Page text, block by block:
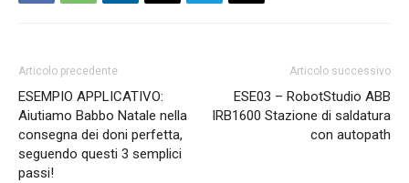
Articolo precedente
ESEMPIO APPLICATIVO:
Aiutiamo Babbo Natale nella
consegna dei doni perfetta,
seguendo questi 3 semplici
passi!
Articolo successivo
ESE03 – RobotStudio ABB
IRB1600 Stazione di saldatura
con autopath